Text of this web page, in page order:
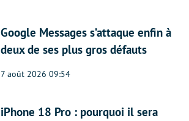
Google Messages s’attaque enfin à
deux de ses plus gros défauts
7 août 2026 09:54
iPhone 18 Pro : pourquoi il sera